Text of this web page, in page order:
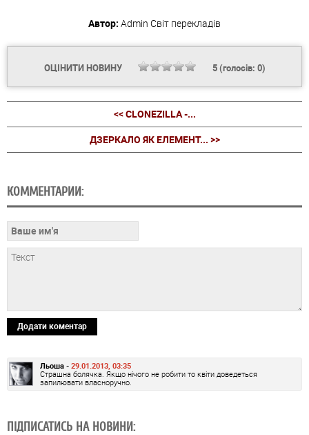
Автор: Admin Світ перекладів
ОЦІНИТИ НОВИНУ 5(голосів: 0)
<< CLONEZILLA -...
ДЗЕРКАЛО ЯК ЕЛЕМЕНТ... >>
КОММЕНТАРИИ:
Додати коментар
Льоша - 29.01.2013, 03:35
Страшна болячка. Якщо нічого не робити то квіти доведеться
запилювати власноручно.
ПІДПИСАТИСЬ НА НОВИНИ: